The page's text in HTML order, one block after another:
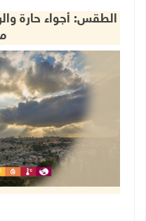
الطقس: أجواء حارة